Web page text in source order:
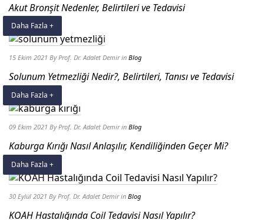
Akut Bronşit Nedenler, Belirtileri ve Tedavisi
Daha Fazla +
15 Ekim 2021 By Prof. Dr. Adalet Demir in Blog
Solunum Yetmezliği Nedir?, Belirtileri, Tanısı ve Tedavisi
Daha Fazla +
09 Ekim 2021 By Prof. Dr. Adalet Demir in Blog
Kaburga Kırığı Nasıl Anlaşılır, Kendiliğinden Geçer Mi?
Daha Fazla +
30 Eylül 2021 By Prof. Dr. Adalet Demir in Blog
KOAH Hastalığında Coil Tedavisi Nasıl Yapılır?